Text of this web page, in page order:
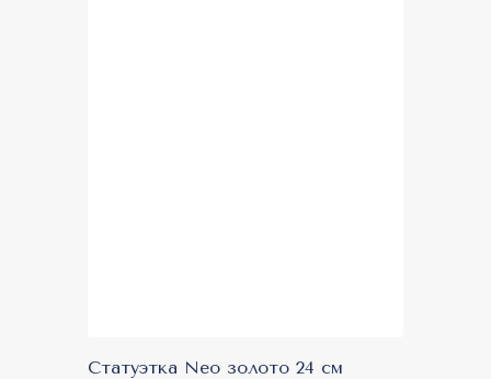
Статуэтка Neo золото 24 см